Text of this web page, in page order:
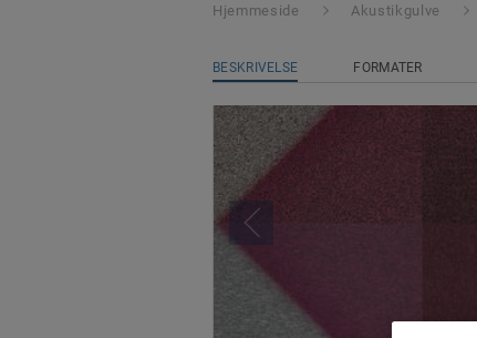
Hjemmeside Akustikgulve
BESKRIVELSE FORMATER